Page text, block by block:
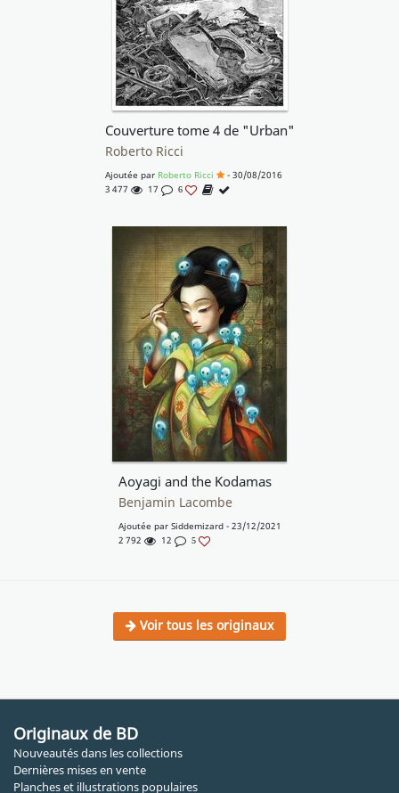
Couverture tome 4 de "Urban"
Roberto Ricci
Ajoutée par Roberto Ricci
- 30/08/2016
3 477
17 6
Aoyagi and the Kodamas
Benjamin Lacombe
Ajoutée par Siddemizard- 23/12/2021
2 792
12 5
Voir tous les originaux
Originaux de BD
Nouveautés dans les collections
Dernières mises en vente
Planches et illustrations populaires